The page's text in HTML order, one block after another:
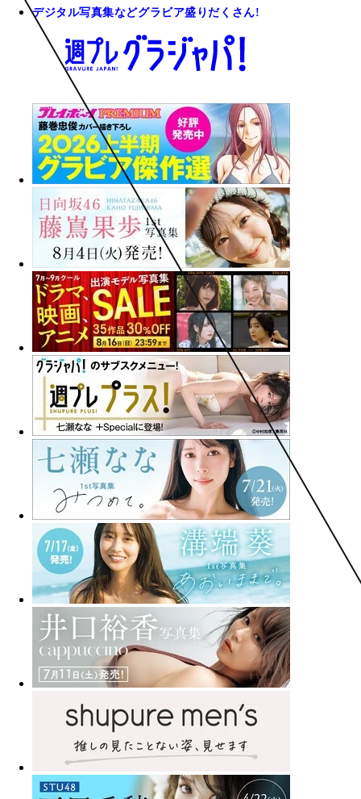
デジタル写真集などグラビア盛りだくさん!